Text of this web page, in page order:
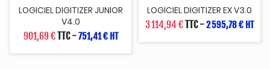
LOGICIEL DIGITIZER JUNIOR
V4.0
901,69 €TTC-751,41 € HT
LOGICIEL DIGITIZER EX V3.0
3 114,94 €TTC-2 595,78 € HT